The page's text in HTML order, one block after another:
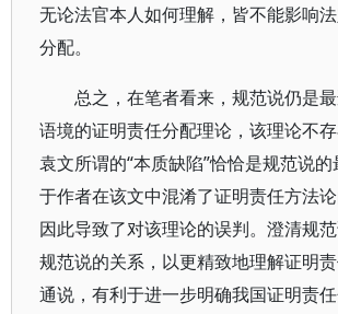
无论法官本人如何理解，皆不能影响
分配。
总之，在笔者看来，规范说仍是
语境的证明责任分配理论，该理论不存
袁文所谓的“本质缺陷”恰恰是规范说
于作者在该文中混淆了证明责任方法论
因此导致了对该理论的误判。澄清规
规范说的关系，以更精致地理解证明
通说，有利于进一步明确我国证明责